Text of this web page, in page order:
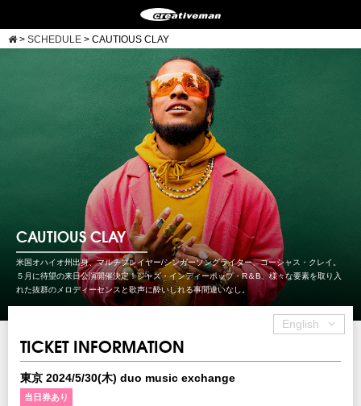
> SCHEDULE > CAUTIOUS CLAY
CAUTIOUS CLAY
米国オハイオ州出身、マルチプレイヤー/シンガーソングライター、コーシャス・クレイ。
５月に待望の来日公演開催決定！ジャズ・インディーポップ・R＆B、様々な要素を取り入
れた抜群のメロディーセンスと歌声に酔いしれる事間違いなし。
English
TICKET INFORMATION
東京 2024/5/30(木) duo music exchange
当日券あり